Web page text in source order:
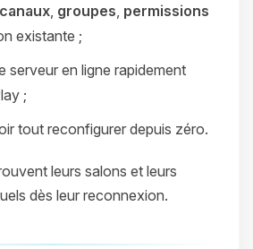
canaux groupes permissions
existante ;
serveur en ligne rapidement
;
tout reconfigurer depuis zéro.
leurs salons et leurs
dès leur reconnexion.